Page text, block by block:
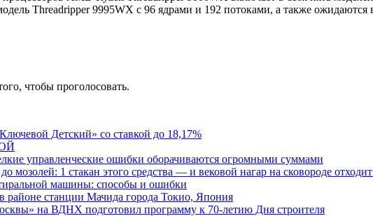
Threadripper 9995WX с 96 ядрами и 192 потоками, а также
чтобы проголосовать.
Детский» со ставкой до 18,17%
управленческие ошибки оборачиваются огромными суммами
мозолей: 1 стакан этого средства — и вековой нагар на сковороде
машины: способы и ошибки
районе станции Мачида города Токио, Япония
на ВДНХ подготовил программу к 70-летию Дня строителя